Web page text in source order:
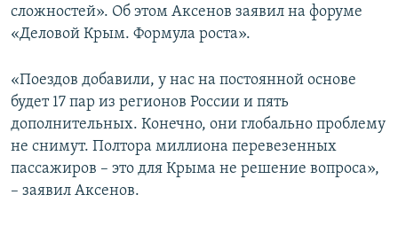
сложностей». Об этом Аксенов заявил на форуме
«Деловой Крым. Формула роста».
«Поездов добавили, у нас на постоянной основе
будет 17 пар из регионов России и пять
дополнительных. Конечно, они глобально проблему
не снимут. Полтора миллиона перевезенных
пассажиров – это для Крыма не решение вопроса»,
– заявил Аксенов.